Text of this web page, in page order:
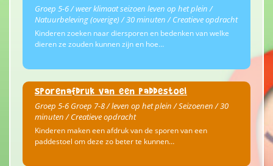
Groep 5-6 / weer klimaat seizoen leven op het plein /
Natuurbeleving (overige) / 30 minuten / Creatieve opdracht
Kinderen zoeken naar diersporen en bedenken van welke
dieren ze zouden kunnen zijn en hoe…
Sporenafdruk van een paddestoel
Groep 5-6 Groep 7-8 / leven op het plein / Seizoenen / 30
minuten / Creatieve opdracht
Kinderen maken een afdruk van de sporen van een
paddestoel om deze zo beter te kunnen…